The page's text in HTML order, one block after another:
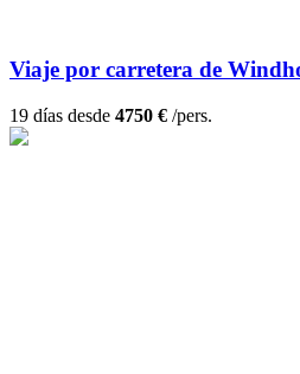
Viaje por carretera de
19 días desde 4750 € /pers.